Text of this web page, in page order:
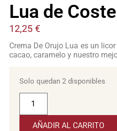
Lua de
12,25 €
Crema De Orujo Lua es un
cacao, caramelo y nuestro
Solo quedan 2 disponibles
AÑADIR AL CARRITO